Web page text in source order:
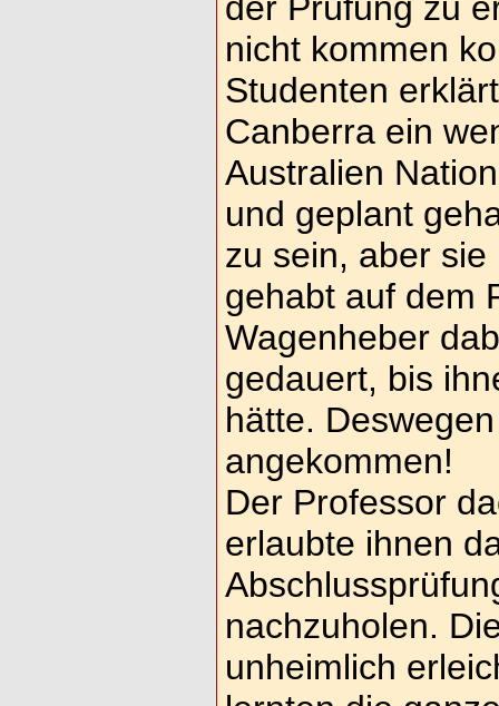
nicht kommen
Studenten
Canberra ein
Australien
und geplant
zu sein, aber
gehabt auf dem
Wagenheber
gedauert, bis
hätte.
angekommen!
Der Professor
erlaubte ihnen
nachzuholen.
unheimlich